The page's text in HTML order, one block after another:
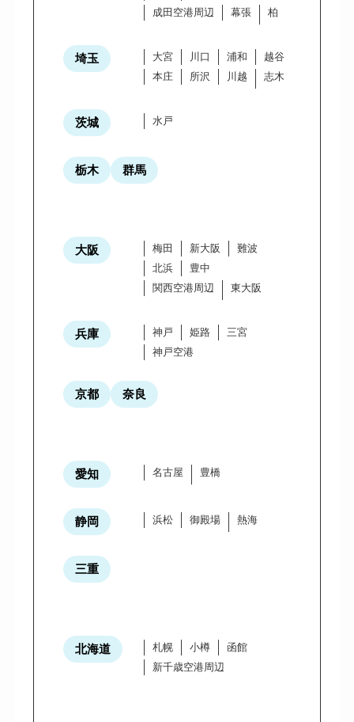
成田空港周辺
幕張 柏
埼玉 大宮 川口 浦和
越谷
本庄
所沢 川越 志木
茨城 水戸
栃木 群馬
大阪 梅田 新大阪
難波
北浜
豊中
関西空港周辺
東大阪
兵庫 神戸 姫路
三宮
神戸空港
京都 奈良
愛知 名古屋 豊橋
静岡 浜松 御殿場 熱海
三重
北海道 札幌 小樽
函館
新千歳空港周辺